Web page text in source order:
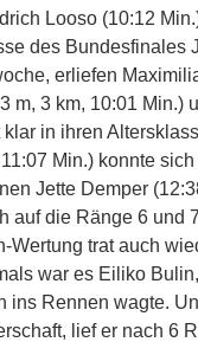
Looso (10:12
des Bundesfinales
erliefen
m, 3 km, 10:01 Min.)
in ihren
Min.) konnte
Jette Demper
auf die Ränge 6 und
Wertung trat auch
war es Eiliko
ins Rennen wagte.
lief er nach 6